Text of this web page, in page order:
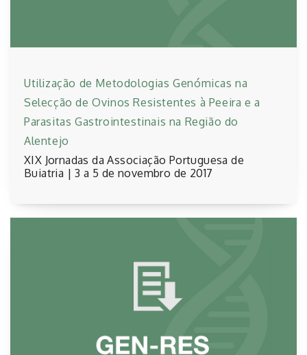
Utilização de Metodologias Genómicas na
Selecção de Ovinos Resistentes à Peeira e a
Parasitas Gastrointestinais na Região do
Alentejo
XIX Jornadas da Associação Portuguesa de
Buiatria | 3 a 5 de novembro de 2017